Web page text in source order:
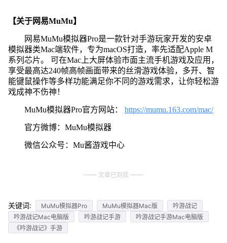
【关于网易MuMu】
网易MuMu模拟器Pro是一款针对手游玩家开发的安卓
模拟器类Mac端软件，专为macOS打造，率先适配Apple M
系列芯片。 可在Mac上大屏体验市面主流手机游戏及应用，
享受最高达240帧高帧画面带来的丝滑游戏体验，多开、智
能键鼠操作等多样功能满足你不同的游戏需求，让你轻松游
戏成神不伤神！
MuMu模拟器Pro官方网站： https://mumu.163.com/mac/
官方微博：MuMu模拟器
微信公众号：Mu酱游戏中心
文章已到底
关键词: MuMu模拟器Pro MuMu模拟器Mac版
吟游战记
吟游战记Mac电脑版
吟游战记手游
吟游战记手游Mac电脑版
《吟游战记》手游